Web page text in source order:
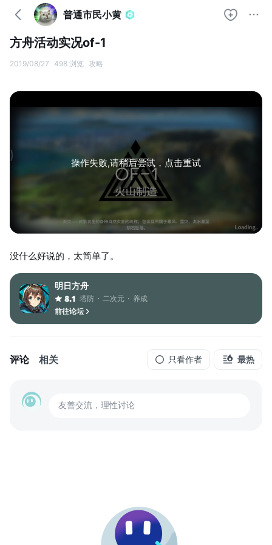
普通市民小黄
方舟活动实况of-1
2019/08/27 498 浏览 攻略
操作失败,请稍后尝试，点击重试
没什么好说的，太简单了。
明日方舟
8.1 塔防 二次元
养成
前往论坛
评论 相关 只看作者 最热
友善交流，理性讨论